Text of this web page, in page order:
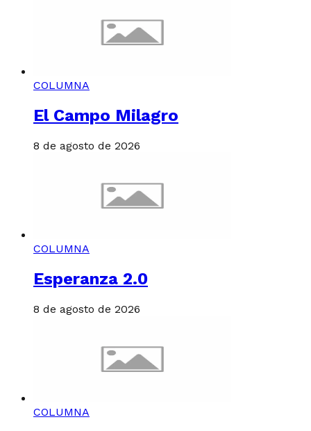
COLUMNA
El Campo Milagro
8 de agosto de 2026
COLUMNA
Esperanza 2.0
8 de agosto de 2026
COLUMNA